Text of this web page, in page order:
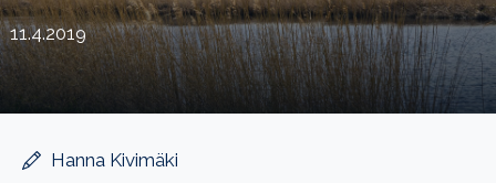
11.4.2019
Hanna Kivimäki